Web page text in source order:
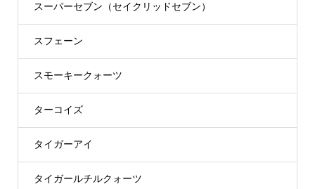
スーパーセブン（セイクリッドセブン）
スフェーン
スモーキークォーツ
ターコイズ
タイガーアイ
タイガールチルクォーツ